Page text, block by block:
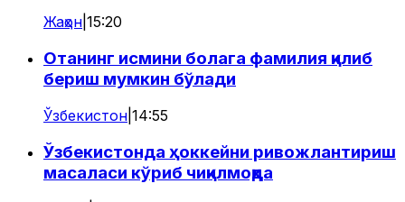
Жаҳон 15:20
Отанинг исмини болага фамилия қилиб
бериш мумкин бўлади
Ўзбекистон 14:55
Ўзбекистонда ҳоккейни ривожлантириш
масаласи кўриб чиқилмоқда